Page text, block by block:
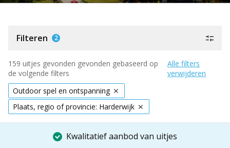
Filteren 2
159 uitjes gevonden gevonden gebaseerd op
de volgende filters
Alle filters
verwijderen
Outdoor spel en ontspanning
Plaats, regio of provincie: Harderwijk
Kwalitatief aanbod van uitjes